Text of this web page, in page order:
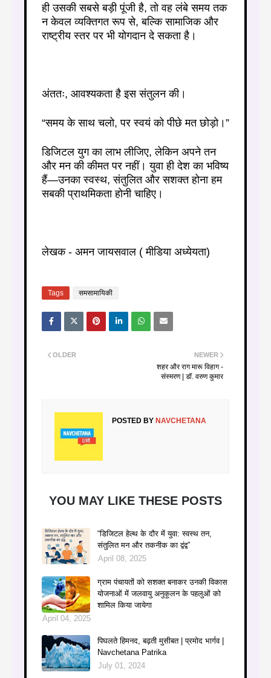
ही उसकी सबसे बड़ी पूंजी है, तो वह लंबे समय तक
न केवल व्यक्तिगत रूप से, बल्कि सामाजिक और
राष्ट्रीय स्तर पर भी योगदान दे सकता है।
अंततः, आवश्यकता है इस संतुलन की।
“समय के साथ चलो, पर स्वयं को पीछे मत छोड़ो।”
डिजिटल युग का लाभ लीजिए, लेकिन अपने तन
और मन की कीमत पर नहीं। युवा ही देश का भविष्य
हैं—उनका स्वस्थ, संतुलित और सशक्त होना हम
सबकी प्राथमिकता होनी चाहिए।
लेखक - अमन जायसवाल ( मीडिया अध्येयता)
Tags समसामायिकी
NEWER
शहर और राग मारू विहाग -
संस्मरण | डॉ. वरुण कुमार
OLDER
POSTED BY NAVCHETANA
YOU MAY LIKE THESE POSTS
“डिजिटल हेल्थ के दौर में युवा: स्वस्थ तन,
संतुलित मन और तकनीक का द्वंद्व”
April 08, 2025
ग्राम पंचायतों को सशक्त बनाकर उनकी विकास
योजनाओं में जलवायु अनुकूलन के पहलुओं को
शामिल किया जायेगा
April 04, 2025
पिघलते हिमनद, बढ़ती मुसीबत | प्रमोद भार्गव |
Navchetana Patrika
July 01, 2024